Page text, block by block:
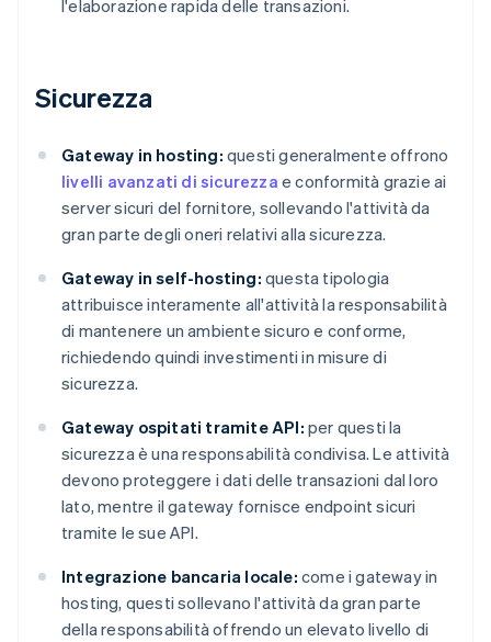
l'elaborazione rapida delle transazioni.
Sicurezza
Gateway in hosting: questi generalmente offrono
livelli avanzati di sicurezza e conformità grazie ai
server sicuri del fornitore, sollevando l'attività da
gran parte degli oneri relativi alla sicurezza.
Gateway in self-hosting: questa tipologia
attribuisce interamente all'attività la responsabilità
di mantenere un ambiente sicuro e conforme,
richiedendo quindi investimenti in misure di
sicurezza.
Gateway ospitati tramite API: per questi la
sicurezza è una responsabilità condivisa. Le attività
devono proteggere i dati delle transazioni dal loro
lato, mentre il gateway fornisce endpoint sicuri
tramite le sue API.
Integrazione bancaria locale: come i gateway in
hosting, questi sollevano l'attività da gran parte
della responsabilità offrendo un elevato livello di